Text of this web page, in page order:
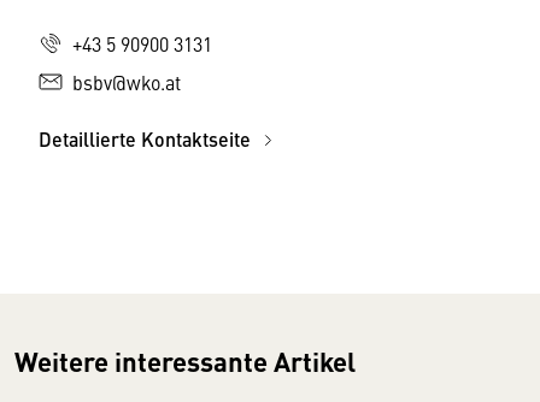
+43 5 90900 3131
bsbv@wko.at
Detaillierte Kontaktseite
Weitere interessante Artikel